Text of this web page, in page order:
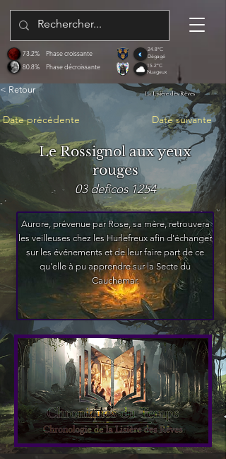
80.8%
73.2%
Phase décroissante
Phase croissante
24.8°C
Dégagé
15.2°C
Nuageux
< Retour
Date précédente
La Lisière des Rêves
Date suivante
Le Rossignol aux yeux
rouges
03 deficos 1254
Aurore, prévenue par Rose, sa mère, retrouvera
les veilleuses chez les Hurlefreux afin d'échanger
sur les événements et de leur faire part de ce
qu'elle à pu apprendre sur la Secte du
Cauchemar.